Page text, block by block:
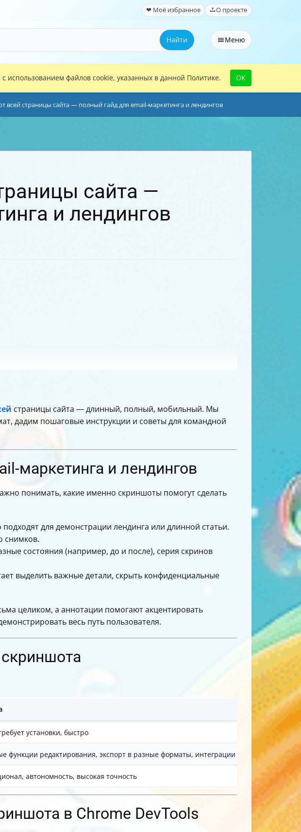
❤ Моё избранное О проекте
Найти Меню
с использованием файлов cookie, указанных в данной Политике. OK
всей страницы сайта — полный гайд для email-маркетинга и лендингов
сайта —
и лендингов
страницы сайта — длинный, полный, мобильный. Мы
дадим пошаговые инструкции и советы для командной
маркетинга и лендингов
понимать, какие именно скриншоты помогут сделать
для демонстрации лендинга или длинной статьи.
снимков.
состояния (например, до и после), серия скринов
выделить важные детали, скрыть конфиденциальные
целиком, а аннотации помогают акцентировать
весь путь пользователя.
Когда
установки, быстро Для разовых
функции редактирования, экспорт в разные форматы, интеграции Для
автономность, высокая точность Для
в Chrome DevTools